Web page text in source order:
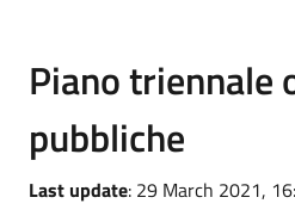
Piano triennale
pubbliche
Last update: 29 March 2021,